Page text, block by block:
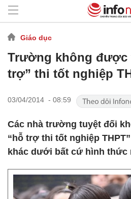
Giáo dục
Trường không được
trợ” thi tốt nghiệp
03/04/2014 - 08:59
Các nhà trường tuyệt đối
“hỗ trợ thi tốt nghiệp
khác dưới bất cứ hình thức